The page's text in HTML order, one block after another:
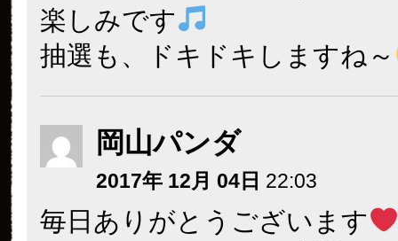
楽しみです
抽選も、ドキドキしますね～
岡山パンダ
2017年 12月 04日 22:03
毎日ありがとうございます